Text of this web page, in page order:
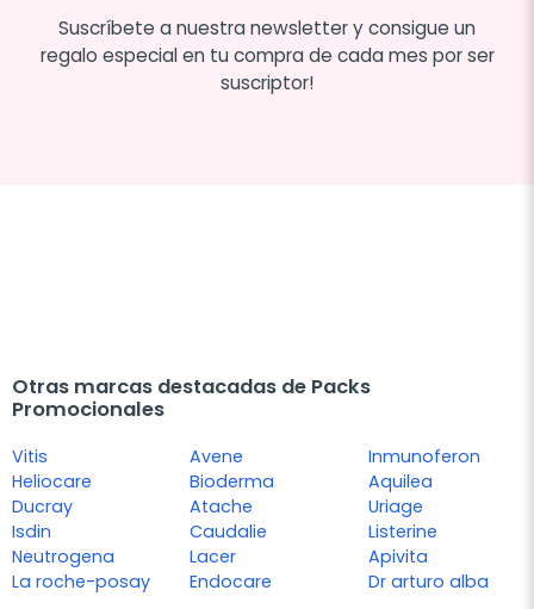
Suscríbete a nuestra newsletter y consigue un
regalo especial en tu compra de cada mes por ser
suscriptor!
Otras marcas destacadas de Packs
Promocionales
Vitis
Heliocare
Ducray
Isdin
Neutrogena
La roche-posay
Avene
Bioderma
Atache
Caudalie
Lacer
Endocare
Inmunoferon
Aquilea
Uriage
Listerine
Apivita
Dr arturo alba